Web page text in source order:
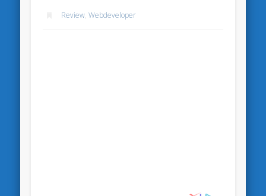
Review,Webdeveloper